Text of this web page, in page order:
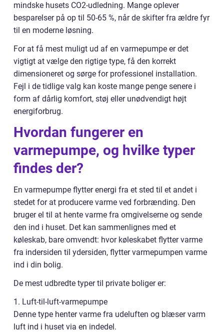
mindske husets CO2-udledning. Mange oplever
besparelser på op til 50-65 %, når de skifter fra ældre fyr
til en moderne løsning.
For at få mest muligt ud af en varmepumpe er det
vigtigt at vælge den rigtige type, få den korrekt
dimensioneret og sørge for professionel installation.
Fejl i de tidlige valg kan koste mange penge senere i
form af dårlig komfort, støj eller unødvendigt højt
energiforbrug.
Hvordan fungerer en
varmepumpe, og hvilke typer
findes der?
En varmepumpe flytter energi fra et sted til et andet i
stedet for at producere varme ved forbrænding. Den
bruger el til at hente varme fra omgivelserne og sende
den ind i huset. Det kan sammenlignes med et
køleskab, bare omvendt: hvor køleskabet flytter varme
fra indersiden til ydersiden, flytter varmepumpen varme
ind i din bolig.
De mest udbredte typer til private boliger er:
1. Luft-til-luft-varmepumpe
Denne type henter varme fra udeluften og blæser varm
luft ind i huset via en indedel.